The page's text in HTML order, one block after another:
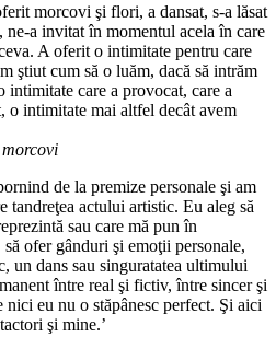
morcovi şi flori, a dansat, s-a lăsat
ne-a invitat în momentul acela în care
A oferit o intimitate pentru care
ştiut cum să o luăm, dacă să intrăm
intimitate care a provocat, care a
o intimitate mai altfel decât avem
de la premize personale şi am
tandreţea actului artistic. Eu aleg să
sau care mă pun în
ofer gânduri şi emoţii personale,
un dans sau singuratatea ultimului
între real şi fictiv, între sincer şi
eu nu o stăpânesc perfect. Şi aici
şi mine.’